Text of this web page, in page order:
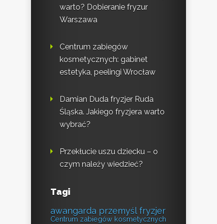
warto? Dobieranie fryzur
Warszawa
Centrum zabiegów
kosmetycznych: gabinet
estetyka, peelingi Wrocław
Damian Duda fryzjer Ruda
Śląska. Jakiego fryzjera warto
wybrać?
Przekłucie uszu dziecku – o
czym należy wiedzieć?
Tagi
awangarda przemyśl fryzjer
Centrum zabiegów kosmetycznych